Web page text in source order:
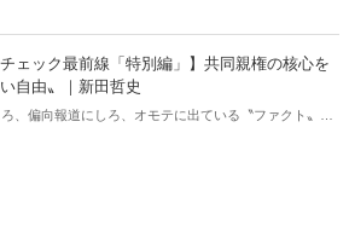
れなければ人を騙すことなどできないからだ」。（サム
夢乃氏twitterより）
チェック最前線「特別編」】共同親権の核心を
い自由〟｜新田哲史
、偏向報道にしろ、オモテに出ている〝ファクト〟は